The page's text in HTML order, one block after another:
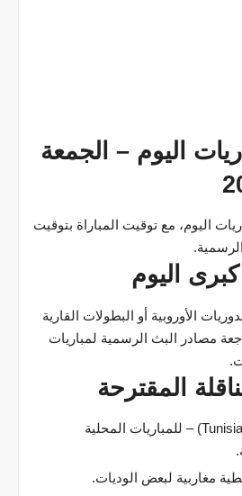
اليوم – الجمعة
اليوم، مع توقيت المباراة بتوقيت
اليوم
الأوروبية أو البطولات القارية
مصادر البث الرسمية لمباريات
المقترحة
– للمباريات المحلية
مغاربية لبعض الوديات.